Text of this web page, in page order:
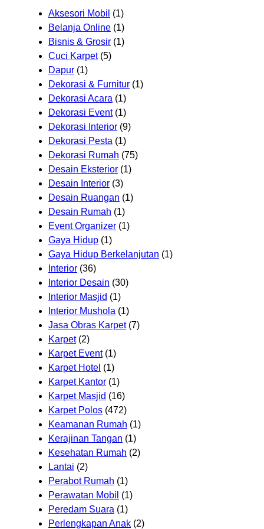
Aksesori Mobil (1)
Belanja Online (1)
Bisnis & Grosir (1)
Cuci Karpet(5)
Dapur (1)
Dekorasi & Furnitur (1)
Dekorasi Acara (1)
Dekorasi Event(1)
Dekorasi Interior (9)
Dekorasi Pesta (1)
Dekorasi Rumah (75)
Desain Eksterior (1)
Desain Interior (3)
Desain Ruangan (1)
Desain Rumah (1)
Event Organizer (1)
Gaya Hidup (1)
Gaya Hidup Berkelanjutan (1)
Interior (36)
Interior Desain (30)
Interior Masjid (1)
Interior Mushola (1)
Jasa Obras Karpet(7)
Karpet(2)
Karpet Event(1)
Karpet Hotel (1)
Karpet Kantor (1)
Karpet Masjid (16)
Karpet Polos (472)
Keamanan Rumah (1)
Kerajinan Tangan (1)
Kesehatan Rumah (2)
Lantai (2)
Perabot Rumah (1)
Perawatan Mobil (1)
Peredam Suara (1)
Perlengkapan Anak (2)